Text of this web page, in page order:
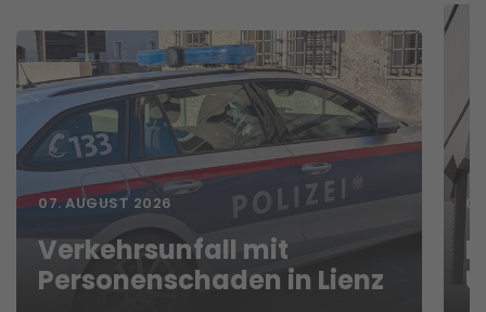
07. AUGUST 2026
Verkehrsunfall mit
Personenschaden in Lienz